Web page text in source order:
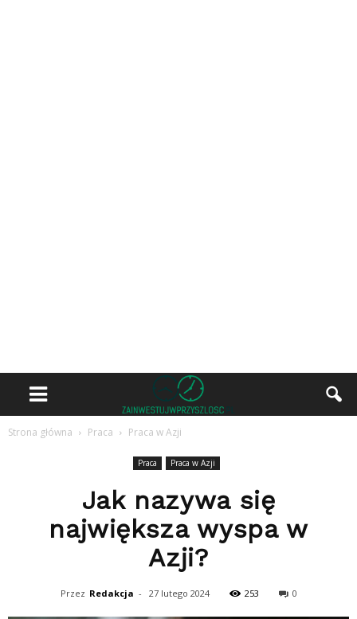
Strona główna Praca Praca w Azji
Praca Praca w Azji
Jak nazywa się
największa wyspa w
Azji?
Przez Redakcja - 27 lutego 2024 253 0